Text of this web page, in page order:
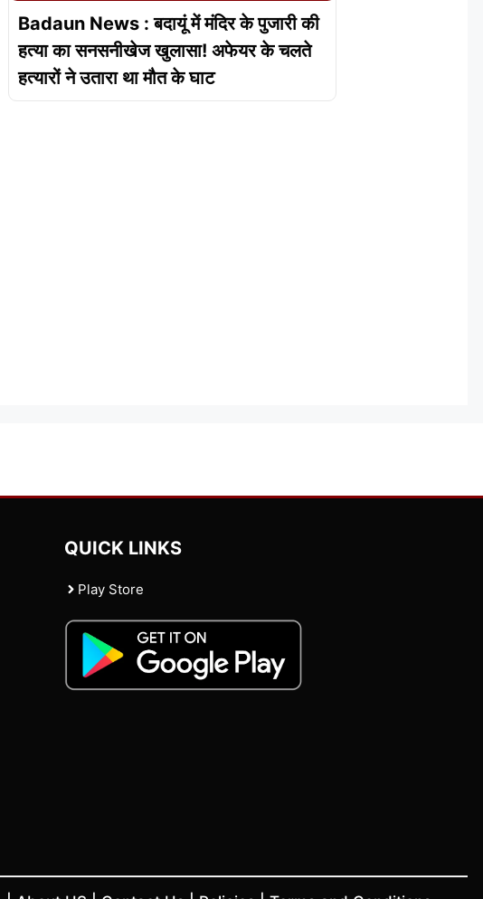
Badaun News : बदायूं में मंदिर के पुजारी की
हत्या का सनसनीखेज खुलासा! अफेयर के चलते
हत्यारों ने उतारा था मौत के घाट
QUICK LINKS
Play Store